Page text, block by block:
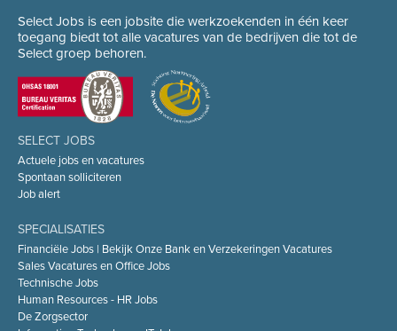
Select Jobs is een jobsite die werkzoekenden in één keer
toegang biedt tot alle vacatures van de bedrijven die tot de
Select groep behoren.
SELECT JOBS
Actuele jobs en vacatures
Spontaan solliciteren
Job alert
SPECIALISATIES
Financiële Jobs | Bekijk Onze Bank en Verzekeringen Vacatures
Sales Vacatures en Office Jobs
Technische Jobs
Human Resources - HR Jobs
De Zorgsector